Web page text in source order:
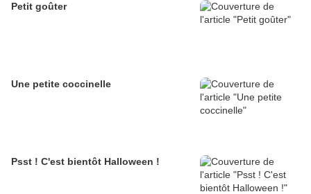
Petit goûter
Une petite coccinelle
Psst ! C'est bientôt Halloween !